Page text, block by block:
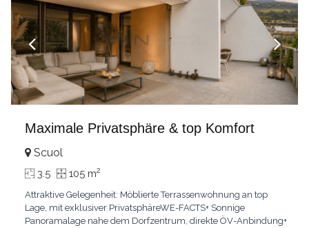
Maximale Privatsphäre & top Komfort
Scuol
3.5 105 m2
Attraktive Gelegenheit: Möblierte Terrassenwohnung an top
Lage, mit exklusiver PrivatsphäreWE-FACTS+ Sonnige
Panoramalage nahe dem Dorfzentrum, direkte ÖV-Anbindung+